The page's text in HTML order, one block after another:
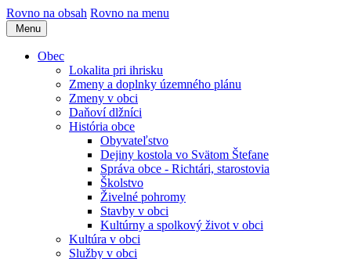
Rovno na obsah Rovno na menu
Menu
Obec
Lokalita pri ihrisku
Zmeny a doplnky územného plánu
Zmeny v obci
Daňoví dlžníci
História obce
Obyvateľstvo
Dejiny kostola vo Svätom Štefane
Správa obce - Richtári, starostovia
Školstvo
Živelné pohromy
Stavby v obci
Kultúrny a spolkový život v obci
Kultúra v obci
Služby v obci